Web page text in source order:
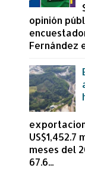
opinión
Fernández
meses del
67.6...